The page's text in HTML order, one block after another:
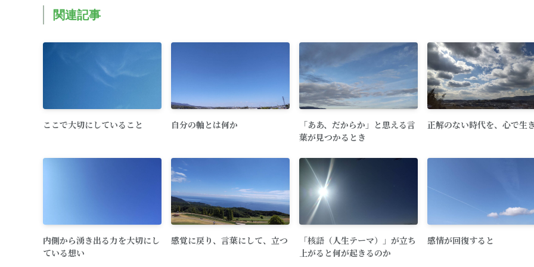
関連記事
ここで大切にしていること 自分の軸とは何か
「ああ、だからか」と思える言
葉が見つかるとき
正解のない時代を、心で生
内側から湧き出る力を大切にし
ている想い
感覚に戻り、言葉にして、立つ
「核語（人生テーマ）」が立ち
上がると何が起きるのか
感情が回復すると